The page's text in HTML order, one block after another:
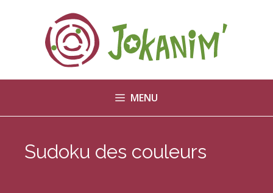
MENU
Sudoku des couleurs